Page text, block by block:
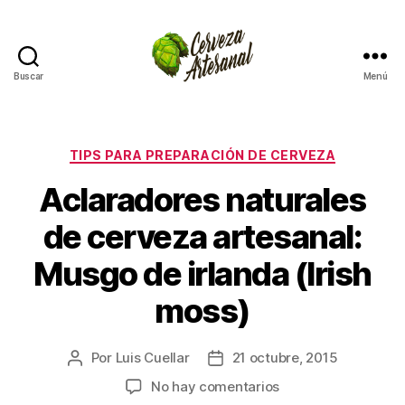
Buscar
artesanal
casa
Menú
Categorías
TIPS PARA PREPARACIÓN DE CERVEZA
Aclaradores naturales
de cerveza artesanal:
Musgo de irlanda (Irish
moss)
Autor
Por Luis Cuellar
Fecha21 octubre, 2015
No hay comentariosen